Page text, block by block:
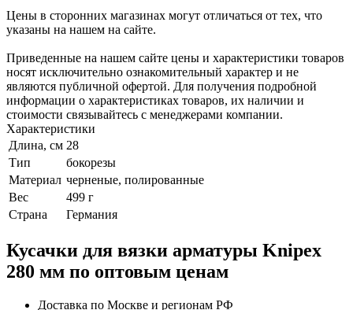
Цены в сторонних магазинах могут отличаться от тех, что
указаны на нашем на сайте.
Приведенные на нашем сайте цены и характеристики товаров
носят исключительно ознакомительный характер и не
являются публичной офертой. Для получения подробной
информации о характеристиках товаров, их наличии и
стоимости связывайтесь с менеджерами компании.
Характеристики
Длина, см 28
Тип
бокорезы
Материал черненые, полированные
Вес
499 г
Страна
Германия
Кусачки для вязки арматуры Knipex
280 мм по оптовым ценам
Доставка по Москве и регионам РФ